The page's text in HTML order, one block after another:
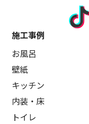
施工事例
お風呂
壁紙
キッチン
内装・床
トイレ